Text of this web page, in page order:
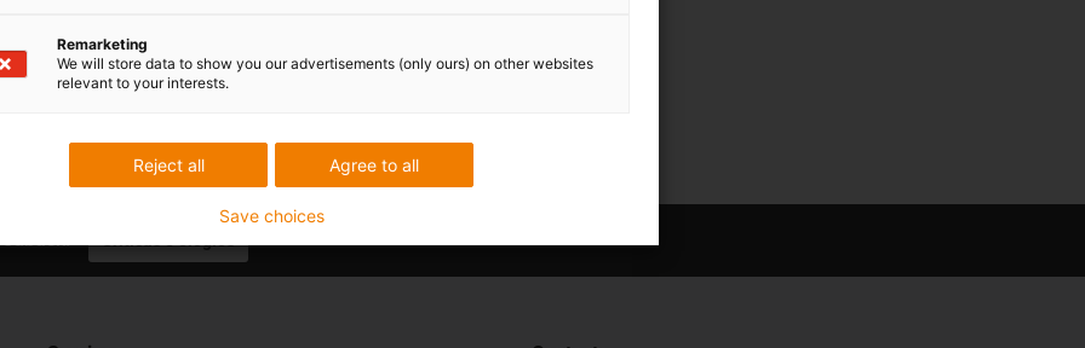
Remarketing
We will store data to show you our advertisements (only ours) on other websites
relevant to your interests.
Agree to all
Reject all
Save choices